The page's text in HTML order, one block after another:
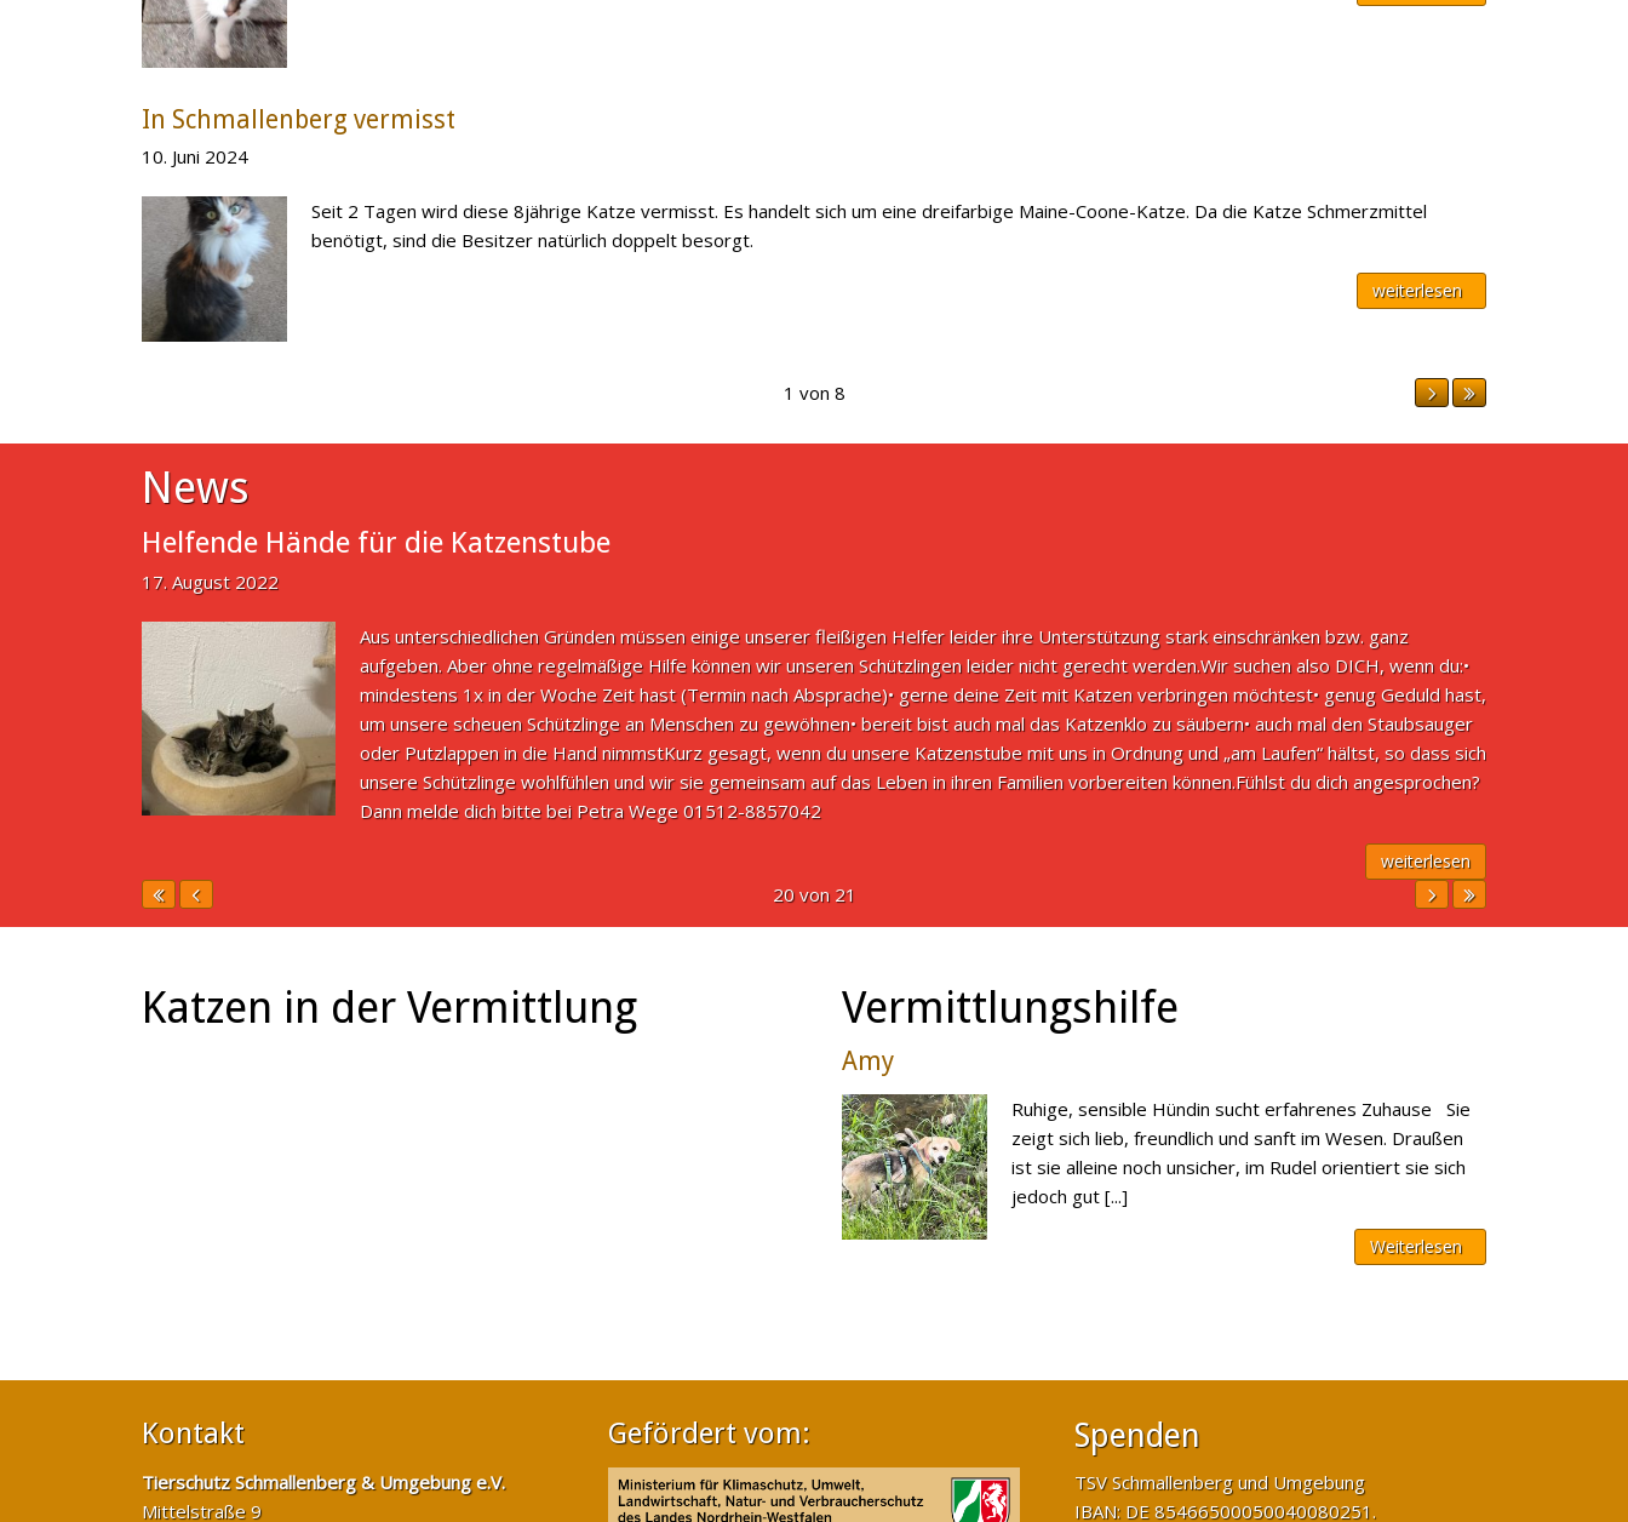
In Schmallenberg vermisst
10. Juni 2024
Seit 2 Tagen wird diese 8jährige Katze vermisst. Es handelt sich um eine dreifarbige Maine-Coone-Katze. Da die Katze Schmerzmittel
benötigt, sind die Besitzer natürlich doppelt besorgt.
weiterlesen
1 von 8
News
Helfende Hände für die Katzenstube
17. August 2022
Aus unterschiedlichen Gründen müssen einige unserer fleißigen Helfer leider ihre Unterstützung stark einschränken bzw. ganz
aufgeben. Aber ohne regelmäßige Hilfe können wir unseren Schützlingen leider nicht gerecht werden.Wir suchen also DICH, wenn du:•
mindestens 1x in der Woche Zeit hast (Termin nach Absprache)• gerne deine Zeit mit Katzen verbringen möchtest• genug Geduld hast,
um unsere scheuen Schützlinge an Menschen zu gewöhnen• bereit bist auch mal das Katzenklo zu säubern• auch mal den Staubsauger
oder Putzlappen in die Hand nimmstKurz gesagt, wenn du unsere Katzenstube mit uns in Ordnung und „am Laufen“ hältst, so dass sich
unsere Schützlinge wohlfühlen und wir sie gemeinsam auf das Leben in ihren Familien vorbereiten können.Fühlst du dich angesprochen?
Dann melde dich bitte bei Petra Wege 01512-8857042
weiterlesen
20 von 21
Katzen in der Vermittlung Vermittlungshilfe
Amy
Ruhige, sensible Hündin sucht erfahrenes Zuhause Sie
zeigt sich lieb, freundlich und sanft im Wesen. Draußen
ist sie alleine noch unsicher, im Rudel orientiert sie sich
jedoch gut [...]
Weiterlesen
Kontakt
Tierschutz Schmallenberg & Umgebung e.V.
Mittelstraße 9
Gefördert vom: Spenden
TSV Schmallenberg und Umgebung
IBAN: DE 85466500050040080251.